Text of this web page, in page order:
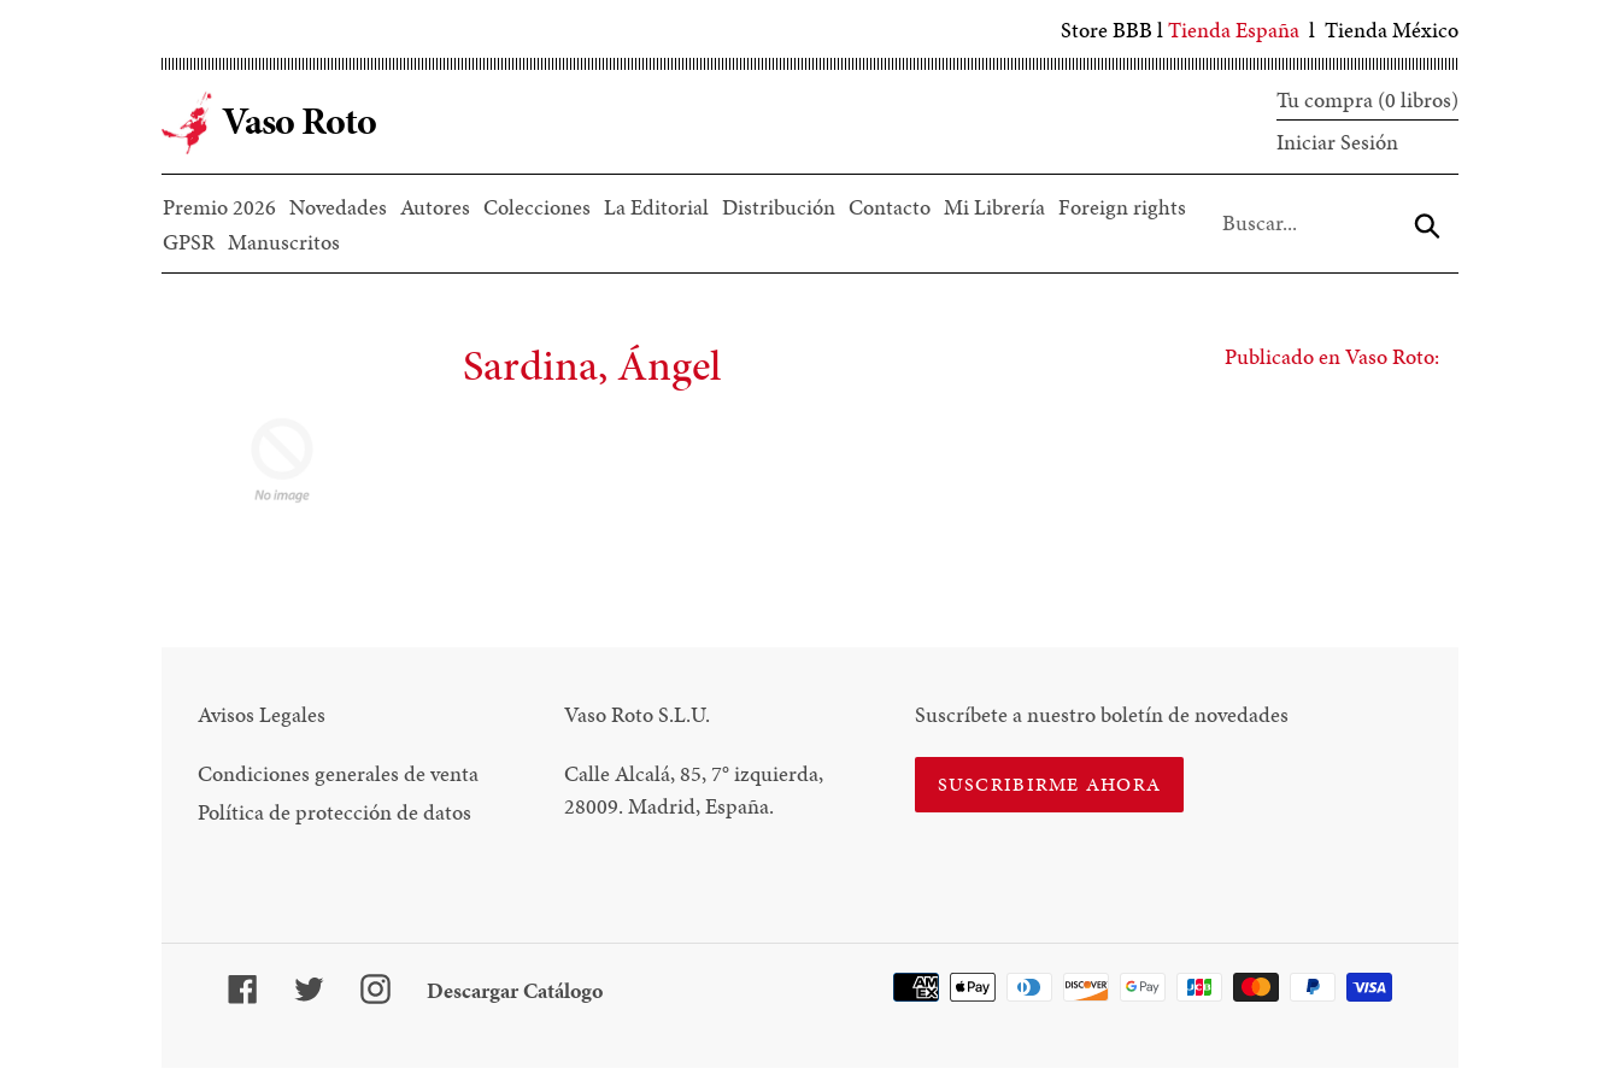
contenido
principal
Store BBB lTienda España l Tienda México
Vaso Roto
Tu compra (0 libros)
Iniciar SesiónIniciar
sesión
Premio 2026 Novedades Autores Colecciones La Editorial Distribución Contacto Mi Librería Foreign rights
GPSR Manuscritos
Sardina, Ángel Publicado en Vaso Roto:
Avisos Legales
Condiciones generales de venta
Política de protección de datos
Vaso Roto S.L.U.
Calle Alcalá, 85, 7°izquierda,
28009. Madrid, España.
Suscríbete a nuestro boletín de novedades
SUSCRIBIRME AHORA
Facebook TwitterInstagram
Descargar CatálogoDescargar
Método